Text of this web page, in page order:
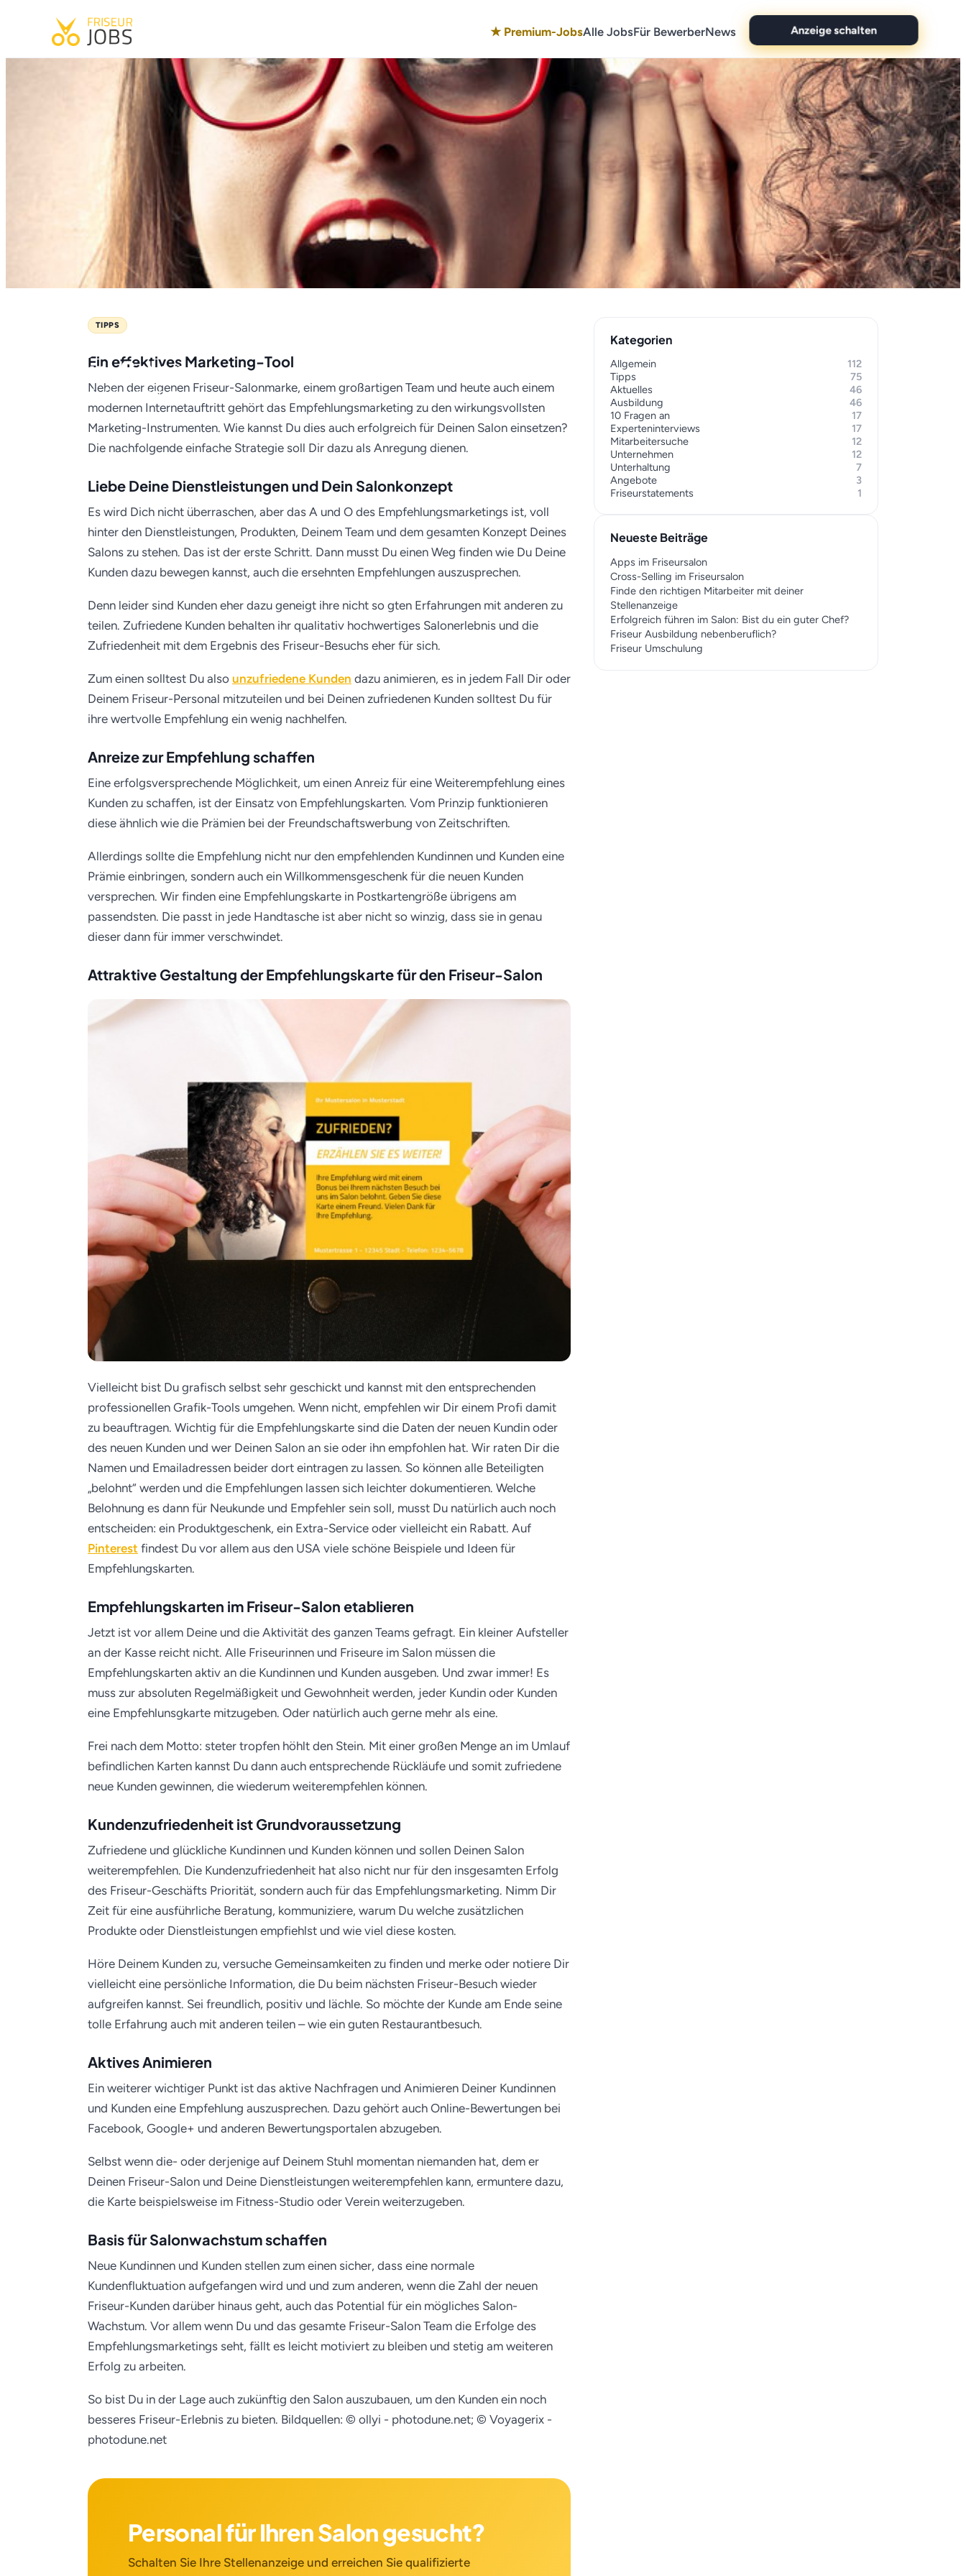
★ Premium-JobsAlle JobsFür BewerberNews Anzeige schalten
Erfolgreiches Empfehlungsmarketing für den
Friseur-Salon
07. April 2016 · Friseur-Job.de
TIPPS
Ein effektives Marketing-Tool
Neben der eigenen Friseur-Salonmarke, einem großartigen Team und heute auch einem
modernen Internetauftritt gehört das Empfehlungsmarketing zu den wirkungsvollsten
Marketing-Instrumenten. Wie kannst Du dies auch erfolgreich für Deinen Salon einsetzen?
Die nachfolgende einfache Strategie soll Dir dazu als Anregung dienen.
Liebe Deine Dienstleistungen und Dein Salonkonzept
Es wird Dich nicht überraschen, aber das A und O des Empfehlungsmarketings ist, voll
hinter den Dienstleistungen, Produkten, Deinem Team und dem gesamten Konzept Deines
Salons zu stehen. Das ist der erste Schritt. Dann musst Du einen Weg finden wie Du Deine
Kunden dazu bewegen kannst, auch die ersehnten Empfehlungen auszusprechen.
Denn leider sind Kunden eher dazu geneigt ihre nicht so gten Erfahrungen mit anderen zu
teilen. Zufriedene Kunden behalten ihr qualitativ hochwertiges Salonerlebnis und die
Zufriedenheit mit dem Ergebnis des Friseur-Besuchs eher für sich.
Zum einen solltest Du also unzufriedene Kunden dazu animieren, es in jedem Fall Dir oder
Deinem Friseur-Personal mitzuteilen und bei Deinen zufriedenen Kunden solltest Du für
ihre wertvolle Empfehlung ein wenig nachhelfen.
Anreize zur Empfehlung schaffen
Eine erfolgsversprechende Möglichkeit, um einen Anreiz für eine Weiterempfehlung eines
Kunden zu schaffen, ist der Einsatz von Empfehlungskarten. Vom Prinzip funktionieren
diese ähnlich wie die Prämien bei der Freundschaftswerbung von Zeitschriften.
Allerdings sollte die Empfehlung nicht nur den empfehlenden Kundinnen und Kunden eine
Prämie einbringen, sondern auch ein Willkommensgeschenk für die neuen Kunden
versprechen. Wir finden eine Empfehlungskarte in Postkartengröße übrigens am
passendsten. Die passt in jede Handtasche ist aber nicht so winzig, dass sie in genau
dieser dann für immer verschwindet.
Attraktive Gestaltung der Empfehlungskarte für den Friseur-Salon
Vielleicht bist Du grafisch selbst sehr geschickt und kannst mit den entsprechenden
professionellen Grafik-Tools umgehen. Wenn nicht, empfehlen wir Dir einem Profi damit
zu beauftragen. Wichtig für die Empfehlungskarte sind die Daten der neuen Kundin oder
des neuen Kunden und wer Deinen Salon an sie oder ihn empfohlen hat. Wir raten Dir die
Namen und Emailadressen beider dort eintragen zu lassen. So können alle Beteiligten
„belohnt“ werden und die Empfehlungen lassen sich leichter dokumentieren. Welche
Belohnung es dann für Neukunde und Empfehler sein soll, musst Du natürlich auch noch
entscheiden: ein Produktgeschenk, ein Extra-Service oder vielleicht ein Rabatt. Auf
Pinterest findest Du vor allem aus den USA viele schöne Beispiele und Ideen für
Empfehlungskarten.
Empfehlungskarten im Friseur-Salon etablieren
Jetzt ist vor allem Deine und die Aktivität des ganzen Teams gefragt. Ein kleiner Aufsteller
an der Kasse reicht nicht. Alle Friseurinnen und Friseure im Salon müssen die
Empfehlungskarten aktiv an die Kundinnen und Kunden ausgeben. Und zwar immer! Es
muss zur absoluten Regelmäßigkeit und Gewohnheit werden, jeder Kundin oder Kunden
eine Empfehlunsgkarte mitzugeben. Oder natürlich auch gerne mehr als eine.
Frei nach dem Motto: steter tropfen höhlt den Stein. Mit einer großen Menge an im Umlauf
befindlichen Karten kannst Du dann auch entsprechende Rückläufe und somit zufriedene
neue Kunden gewinnen, die wiederum weiterempfehlen können.
Kundenzufriedenheit ist Grundvoraussetzung
Zufriedene und glückliche Kundinnen und Kunden können und sollen Deinen Salon
weiterempfehlen. Die Kundenzufriedenheit hat also nicht nur für den insgesamten Erfolg
des Friseur-Geschäfts Priorität, sondern auch für das Empfehlungsmarketing. Nimm Dir
Zeit für eine ausführliche Beratung, kommuniziere, warum Du welche zusätzlichen
Produkte oder Dienstleistungen empfiehlst und wie viel diese kosten.
Höre Deinem Kunden zu, versuche Gemeinsamkeiten zu finden und merke oder notiere Dir
vielleicht eine persönliche Information, die Du beim nächsten Friseur-Besuch wieder
aufgreifen kannst. Sei freundlich, positiv und lächle. So möchte der Kunde am Ende seine
tolle Erfahrung auch mit anderen teilen – wie ein guten Restaurantbesuch.
Aktives Animieren
Ein weiterer wichtiger Punkt ist das aktive Nachfragen und Animieren Deiner Kundinnen
und Kunden eine Empfehlung auszusprechen. Dazu gehört auch Online-Bewertungen bei
Facebook, Google+ und anderen Bewertungsportalen abzugeben.
Selbst wenn die- oder derjenige auf Deinem Stuhl momentan niemanden hat, dem er
Deinen Friseur-Salon und Deine Dienstleistungen weiterempfehlen kann, ermuntere dazu,
die Karte beispielsweise im Fitness-Studio oder Verein weiterzugeben.
Basis für Salonwachstum schaffen
Neue Kundinnen und Kunden stellen zum einen sicher, dass eine normale
Kundenfluktuation aufgefangen wird und und zum anderen, wenn die Zahl der neuen
Friseur-Kunden darüber hinaus geht, auch das Potential für ein mögliches Salon-
Wachstum. Vor allem wenn Du und das gesamte Friseur-Salon Team die Erfolge des
Empfehlungsmarketings seht, fällt es leicht motiviert zu bleiben und stetig am weiteren
Erfolg zu arbeiten.
So bist Du in der Lage auch zukünftig den Salon auszubauen, um den Kunden ein noch
besseres Friseur-Erlebnis zu bieten. Bildquellen: © ollyi - photodune.net; © Voyagerix -
photodune.net
Personal für Ihren Salon gesucht?
Schalten Sie Ihre Stellenanzeige und erreichen Sie qualifizierte
Kategorien
Allgemein
112
Tipps
75
Aktuelles
46
Ausbildung
46
10 Fragen an
17
Experteninterviews
17
Mitarbeitersuche
12
Unternehmen
12
Unterhaltung
7
Angebote
3
Friseurstatements
1
Neueste Beiträge
Apps im Friseursalon
Cross-Selling im Friseursalon
Finde den richtigen Mitarbeiter mit deiner
Stellenanzeige
Erfolgreich führen im Salon: Bist du ein guter Chef?
Friseur Ausbildung nebenberuflich?
Friseur Umschulung